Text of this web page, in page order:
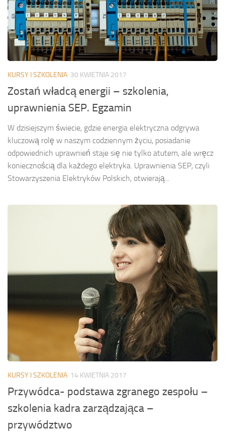
KURSY I SZKOLENIA 30 KWIETNIA 2017
Zostań władcą energii – szkolenia,
uprawnienia SEP. Egzamin
W dzisiejszym świecie, gdzie energia elektryczna odgrywa
kluczową rolę w naszym codziennym życiu, posiadanie
odpowiednich uprawnień staje się nie tylko atutem, ale wręcz
koniecznością dla każdego elektryka. Uprawnienia SEP, czyli
Stowarzyszenia Elektryków Polskich, otwierają...
KURSY I SZKOLENIA 14 KWIETNIA 2017
Przywódca- podstawa zgranego zespołu –
szkolenia kadra zarządzająca –
przywództwo